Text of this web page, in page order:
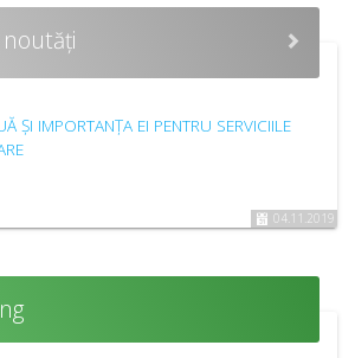
ȘI IMPORTANȚA EI PENTRU SERVICIILE
04.11.2019